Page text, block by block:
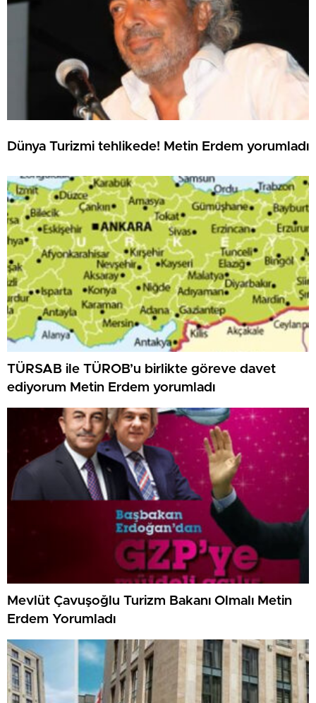
Dünya Turizmi tehlikede! Metin Erdem yorumladı
TÜRSAB ile TÜROB’u birlikte göreve davet
ediyorum Metin Erdem yorumladı
Mevlüt Çavuşoğlu Turizm Bakanı Olmalı Metin
Erdem Yorumladı